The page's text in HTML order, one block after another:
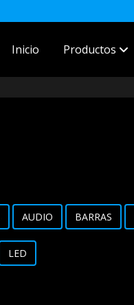
Inicio Productos
AUDIO BARRAS
LED